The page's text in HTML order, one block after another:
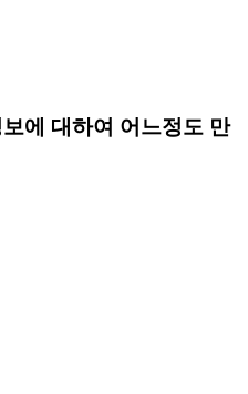
에 대하여 어느정도 만